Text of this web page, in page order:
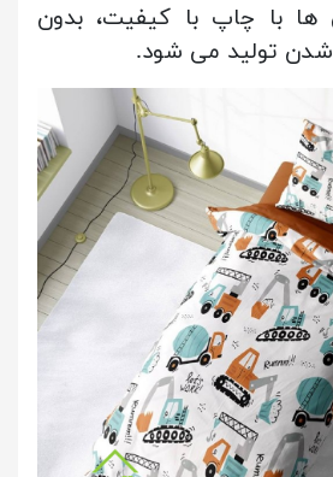
ها با چاپ با کیفیت، بدون
تولید می شود.